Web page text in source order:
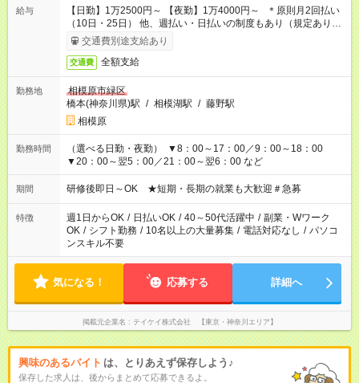
給与
【日勤】1万2500円～ 【夜勤】1万4000円～ ＊原則月2回払い
（10日・25日） 他、週払い・日払いの制度もあり（規定あり）
＃日収1万円以上
交通費別途支給あり
交通費 全額支給
勤務地
相模原市緑区
橋本(神奈川県)駅 / 相模湖駅 / 藤野駅
相模原
勤務時間
（選べる日勤・夜勤） ▼8：00～17：00／9：00～18：00
▼20：00～翌5：00／21：00～翌6：00 など
期間 研修後即日～OK ★短期・長期の就業も大歓迎＃急募
特徴 週1日からOK / 日払いOK / 40～50代活躍中 / 副業・Wワーク
OK / シフト勤務 / 10名以上の大量募集 / 電話対応なし / パソコ
ンスキル不要
気になる！ 応募する 詳細へ
掲載元企業名 テイケイ株式会社 【東京・神奈川エリア】
興味のあるバイト は、とりあえず保存しよう♪
保存した求人は、後からまとめて応募できるよ。